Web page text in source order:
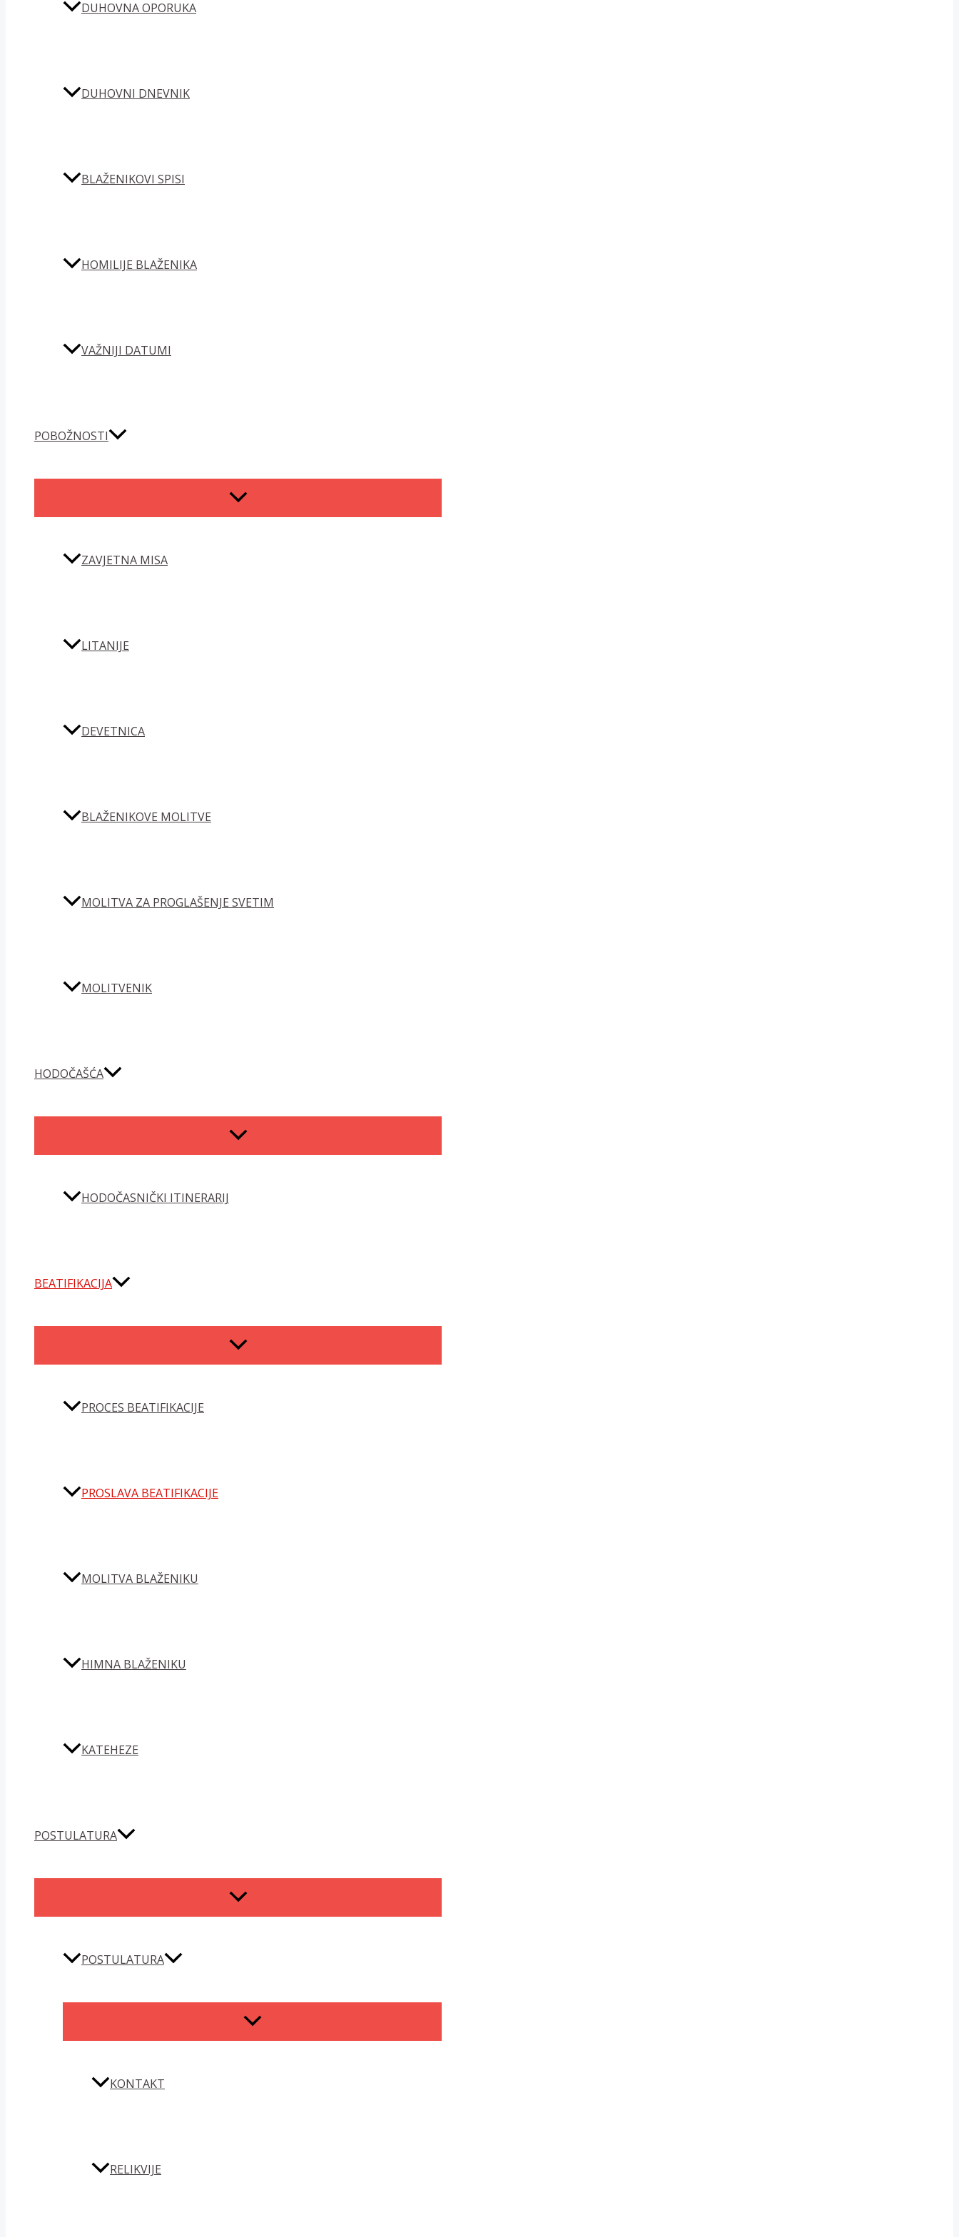
DUHOVNA OPORUKA
DUHOVNI DNEVNIK
BLAŽENIKOVI SPISI
HOMILIJE BLAŽENIKA
VAŽNIJI DATUMI
POBOŽNOSTI
MENU
TOGGLE
ZAVJETNA MISA
LITANIJE
DEVETNICA
BLAŽENIKOVE MOLITVE
MOLITVA ZA PROGLAŠENJE SVETIM
MOLITVENIK
HODOČAŠĆA
MENU
TOGGLE
HODOČASNIČKI ITINERARIJ
BEATIFIKACIJA
MENU
TOGGLE
PROCES BEATIFIKACIJE
PROSLAVA BEATIFIKACIJE
MOLITVA BLAŽENIKU
HIMNA BLAŽENIKU
KATEHEZE
POSTULATURA
MENU
TOGGLE
POSTULATURA
MENU
TOGGLE
KONTAKT
RELIKVIJE